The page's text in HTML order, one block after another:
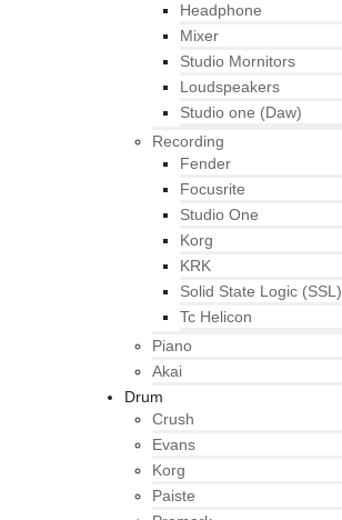
Headphone
Mixer
Studio Mornitors
Loudspeakers
Studio one (Daw)
Recording
Fender
Focusrite
Studio One
Korg
KRK
Solid State Logic (SSL)
Tc Helicon
Piano
Akai
Drum
Crush
Evans
Korg
Paiste